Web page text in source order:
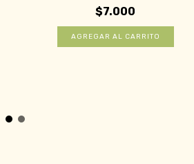
$7.000